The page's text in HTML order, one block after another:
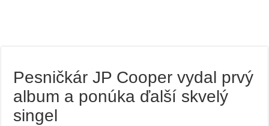
Pesničkár JP Cooper vydal prvý
album a ponúka ďalší skvelý
singel